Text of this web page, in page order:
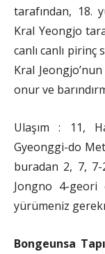
tarafından, 18.
Kral Yeongjo
canlı canlı pirinç
Kral Jeongjo’nun
onur ve
Ulaşım : 11,
Gyeonggi-do
buradan 2, 7,
Jongno 4-geori
yürümeniz
Bongeunsa